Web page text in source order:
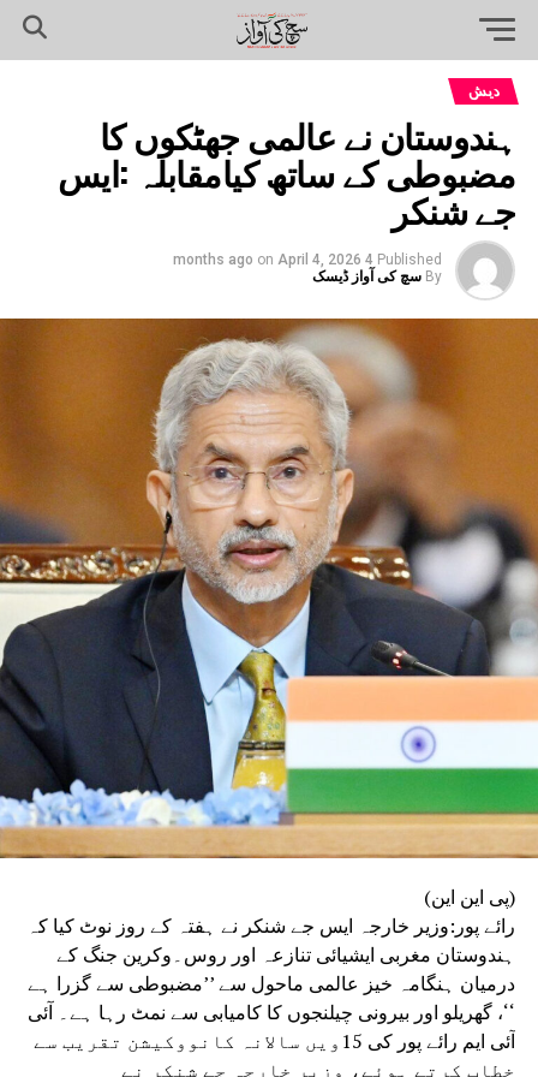
دیش
ہندوستان نے عالمی جھٹکوں کا
مضبوطی کے ساتھ کیامقابلہ :ایس
جے شنکر
Published
4 months ago
on April 4, 2026
By سچ کی آواز ڈیسک
(پی این این)
رائے پور:وزیر خارجہ ایس جے شنکر نے ہفتہ کے روز نوٹ کیا کہ
ہندوستان مغربی ایشیائی تنازعہ اور روس۔وکرین جنگ کے
درمیان ہنگامہ خیز عالمی ماحول سے ’’مضبوطی سے گزرا ہے
‘‘، گھریلو اور بیرونی چیلنجوں کا کامیابی سے نمٹ رہا ہے۔ آئی
آئی ایم رائے پور کی 15ویں سالانہ کانووکیشن تقریب سے
خطاب کرتے ہوئے، وزیر خارجہ جے شنکر نے